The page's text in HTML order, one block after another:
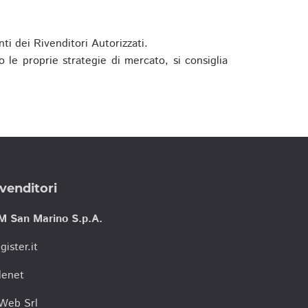
dei Rivenditori Autorizzati.
le proprie strategie di mercato, si consiglia
San Marino S.p.A.
Srl